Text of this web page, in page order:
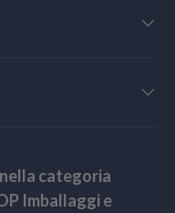
categoria
Imballaggi e